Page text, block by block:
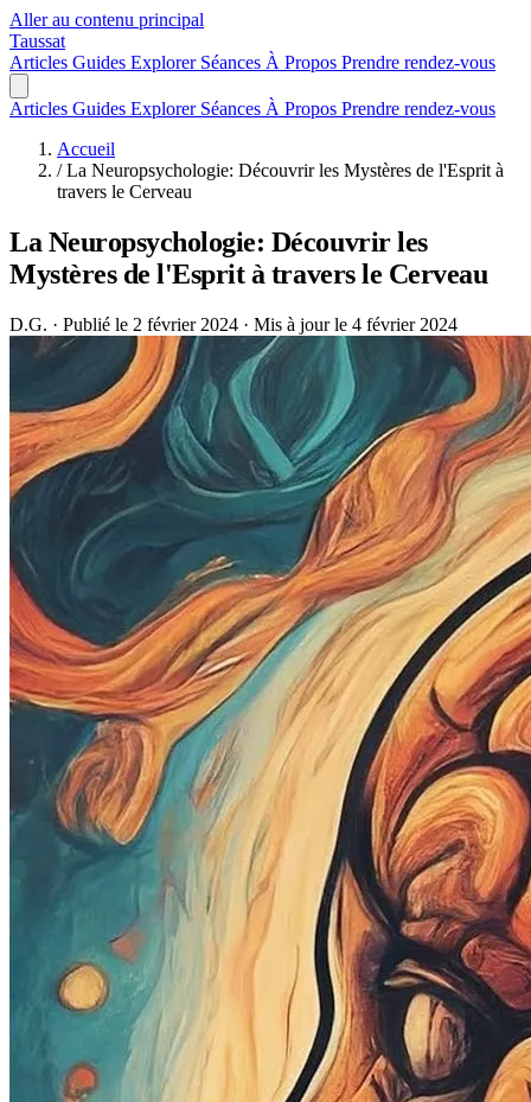
Aller au contenu principal
Taussat
Articles Guides Explorer Séances À Propos Prendre rendez-vous
Articles Guides Explorer Séances À Propos Prendre rendez-vous
Accueil
/ La Neuropsychologie: Découvrir les Mystères de l'Esprit à
travers le Cerveau
La Neuropsychologie: Découvrir les
Mystères de l'Esprit à travers le Cerveau
D.G. · Publié le 2 février 2024 · Mis à jour le 4 février 2024